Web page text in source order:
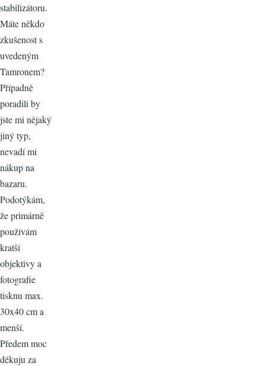
stabilizátoru.
Máte někdo
zkušenost s
uvedeným
Tamronem?
Případně
poradili by
jste mi nějaký
jiný typ,
nevadí mi
nákup na
bazaru.
Podotýkám,
že primárně
používám
kratší
objektivy a
fotografie
tisknu max.
30x40 cm a
menší.
Předem moc
děkuju za